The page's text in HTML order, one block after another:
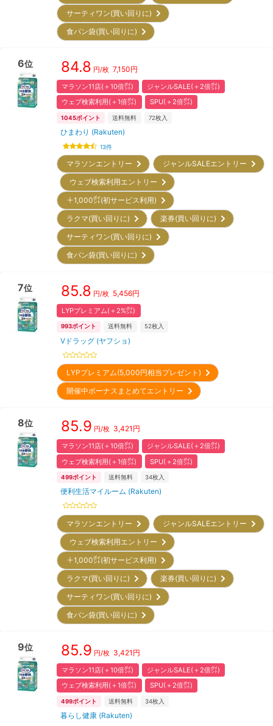
サーティワン(買い回りに)
食パン袋(買い回りに)
6位 84.8 円/枚 7,150円
マラソン11店(＋10倍㌽)
ジャンルSALE(＋2倍㌽)
ウェブ検索利用(＋1倍㌽)
SPU(＋2倍㌽)
1045ポイント 送料無料 72枚入
ひまわり (Rakuten)
13件
マラソンエントリー
ジャンルSALEエントリー
ウェブ検索利用エントリー
＋1,000㌽(初サービス利用)
ラクマ(買い回りに)
楽券(買い回りに)
サーティワン(買い回りに)
食パン袋(買い回りに)
7位 85.8 円/枚 5,456円
LYPプレミアム(＋2%㌽)
993ポイント 送料無料 52枚入
Vドラッグ (ヤフショ)
LYPプレミアム(5,000円相当プレゼント)
開催中ボーナスまとめてエントリー
8位 85.9 円/枚 3,421 円
マラソン11店(＋10倍㌽)
ジャンルSALE(＋2倍㌽)
ウェブ検索利用(＋1倍㌽)
SPU(＋2倍㌽)
499ポイント 送料無料 34枚入
便利生活マイルーム (Rakuten)
マラソンエントリー
ジャンルSALEエントリー
ウェブ検索利用エントリー
＋1,000㌽(初サービス利用)
ラクマ(買い回りに)
楽券(買い回りに)
サーティワン(買い回りに)
食パン袋(買い回りに)
9位 85.9 円/枚 3,421 円
マラソン11店(＋10倍㌽)
ジャンルSALE(＋2倍㌽)
ウェブ検索利用(＋1倍㌽)
SPU(＋2倍㌽)
499ポイント 送料無料 34枚入
暮らし健康 (Rakuten)